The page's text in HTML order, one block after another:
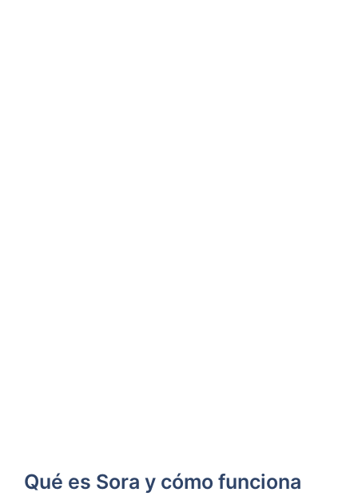
Qué es Sora y cómo funciona